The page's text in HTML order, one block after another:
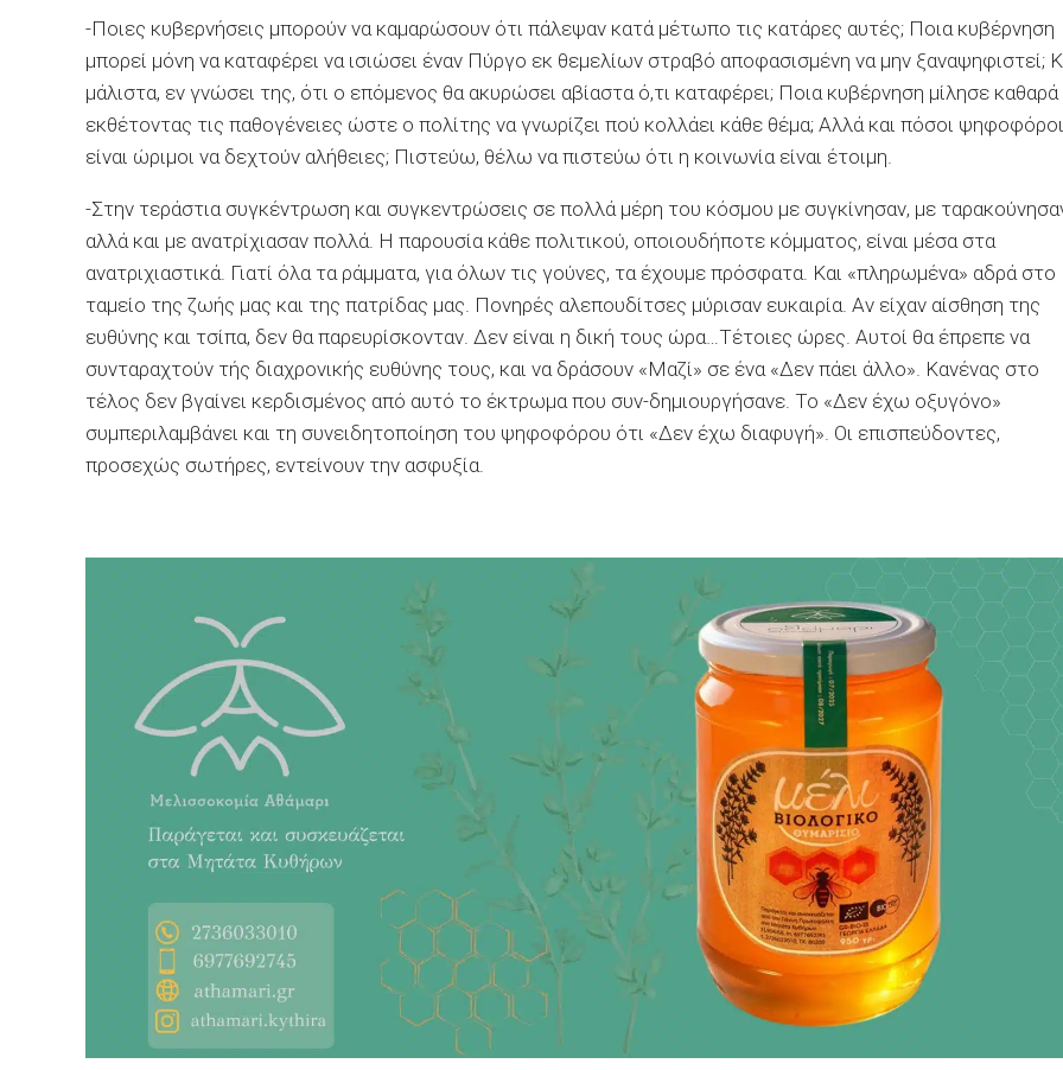
-Ποιες κυβερνήσεις μπορούν να καμαρώσουν ότι πάλεψαν κατά μέτωπο τις κατάρες αυτές; Ποια κυβέρνηση
μπορεί μόνη να καταφέρει να ισιώσει έναν Πύργο εκ θεμελίων στραβό αποφασισμένη να μην ξαναψηφιστεί;
μάλιστα, εν γνώσει της, ότι ο επόμενος θα ακυρώσει αβίαστα ό,τι καταφέρει; Ποια κυβέρνηση μίλησε καθαρά
εκθέτοντας τις παθογένειες ώστε ο πολίτης να γνωρίζει πού κολλάει κάθε θέμα; Αλλά και πόσοι ψηφοφόροι
είναι ώριμοι να δεχτούν αλήθειες; Πιστεύω, θέλω να πιστεύω ότι η κοινωνία είναι έτοιμη.
-Στην τεράστια συγκέντρωση και συγκεντρώσεις σε πολλά μέρη του κόσμου με συγκίνησαν, με
αλλά και με ανατρίχιασαν πολλά. Η παρουσία κάθε πολιτικού, οποιουδήποτε κόμματος, είναι μέσα στα
ανατριχιαστικά. Γιατί όλα τα ράμματα, για όλων τις γούνες, τα έχουμε πρόσφατα. Και «πληρωμένα» αδρά στο
ταμείο της ζωής μας και της πατρίδας μας. Πονηρές αλεπουδίτσες μύρισαν ευκαιρία. Αν είχαν αίσθηση της
ευθύνης και τσίπα, δεν θα παρευρίσκονταν. Δεν είναι η δική τους ώρα…Τέτοιες ώρες. Αυτοί θα έπρεπε να
συνταραχτούν τής διαχρονικής ευθύνης τους, και να δράσουν «Μαζί» σε ένα «Δεν πάει άλλο». Κανένας στο
τέλος δεν βγαίνει κερδισμένος από αυτό το έκτρωμα που συν-δημιουργήσανε. Το «Δεν έχω οξυγόνο»
συμπεριλαμβάνει και τη συνειδητοποίηση του ψηφοφόρου ότι «Δεν έχω διαφυγή». Οι επισπεύδοντες,
προσεχώς σωτήρες, εντείνουν την ασφυξία.